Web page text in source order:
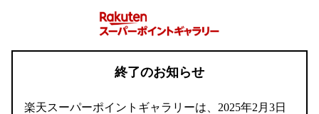
終了のお知らせ
楽天スーパーポイントギャラリーは、2025年2月3日